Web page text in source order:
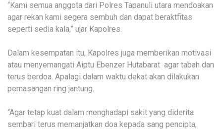
“Kami semua anggota dari Polres Tapanuli utara mendoakan
agar rekan kami segera sembuh dan dapat beraktfitas
seperti sedia kala,” ujar Kapolres.
Dalam kesempatan itu, Kapolres juga memberikan motivasi
atau menyemangati Aiptu Ebenzer Hutabarat agar tabah dan
terus berdoa. Apalagi dalam waktu dekat akan dilakukan
pemasangan ring jantung.
“Agar tetap kuat dalam menghadapi sakit yang diderita
sembari terus memanjatkan doa kepada sang pencipta,